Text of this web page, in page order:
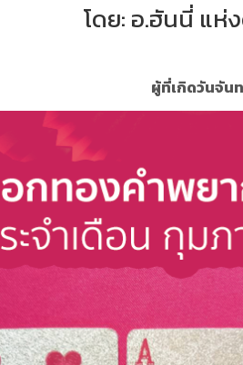
โดย: อ.ฮันนี่ แห่
ผู้ที่เกิดวันจัน